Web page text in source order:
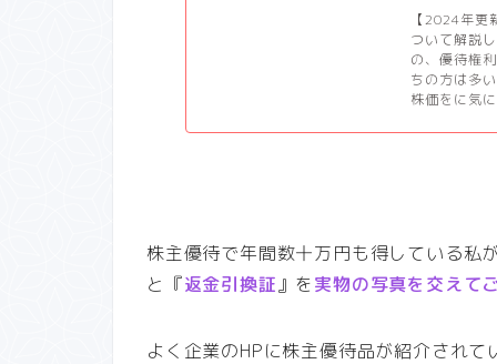
【2024年
ついて解説
の、優待権
ちの方は多
株価をに気
株主優待で年間数十万円も得している私
と『返金引換証』を実物の写真を交えて
よく企業のHPに株主優待品が紹介され